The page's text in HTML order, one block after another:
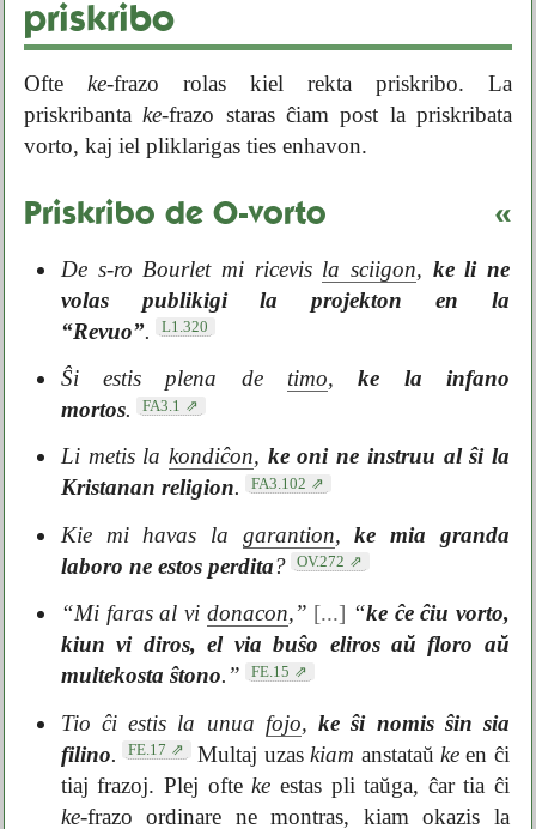
priskribo
Ofteke-frazo rolas kiel rekta priskribo. La
priskribantake-frazo staras ĉiam post la priskribata
vorto, kaj iel pliklarigas ties enhavon.
Priskribo de O-vorto «
De s-ro Bourlet mi ricevis la sciigon, ke li ne
volas publikigi la projekton en la
“Revuo”. L1.320
Ŝi estis plena de timo,ke la infano
mortos. FA3.1
Li metis la kondiĉon, ke oni ne instruu al ŝi la
Kristanan religion. FA3.102
Kie mi havas la garantion,ke mia granda
laboro ne estos perdita? OV.272
“Mi faras al vi donacon,” [...] “ke ĉe ĉiu vorto,
kiun vi diros, el via buŝo eliros aŭ floro aŭ
multekosta ŝtono.” FE.15
Tio ĉi estis la unua fojo,ke ŝi nomis ŝin sia
filino. FE.17 Multaj uzaskiam anstataŭ ke en ĉi
tiaj frazoj. Plej ofteke estas pli taŭga, ĉar tia ĉi
ke-frazo ordinare ne montras, kiam okazis la